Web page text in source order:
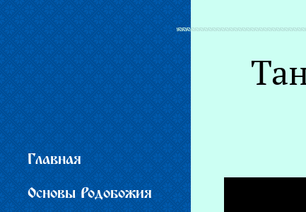
Вы здесь
Главная
Основы Родобожия